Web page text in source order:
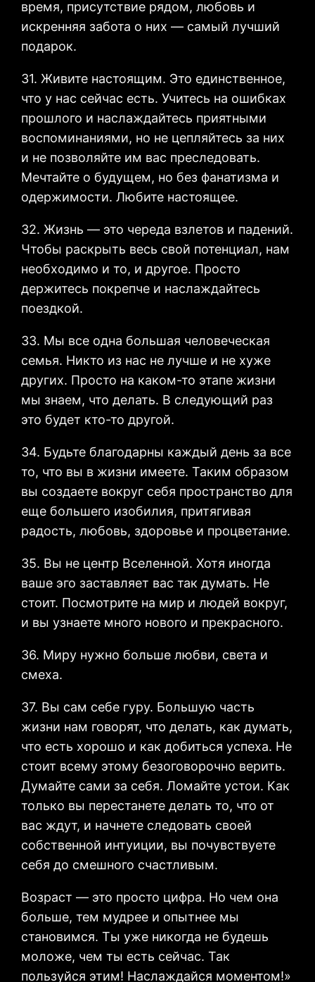
время, присутствие рядом, любовь и
искренняя забота о них — самый лучший
подарок.
31. Живите настоящим. Это единственное,
что у нас сейчас есть. Учитесь на ошибках
прошлого и наслаждайтесь приятными
воспоминаниями, но не цепляйтесь за них
и не позволяйте им вас преследовать.
Мечтайте о будущем, но без фанатизма и
одержимости. Любите настоящее.
32. Жизнь — это череда взлетов и падений.
Чтобы раскрыть весь свой потенциал, нам
необходимо и то, и другое. Просто
держитесь покрепче и наслаждайтесь
поездкой.
33. Мы все одна большая человеческая
семья. Никто из нас не лучше и не хуже
других. Просто на каком-то этапе жизни
мы знаем, что делать. В следующий раз
это будет кто-то другой.
34. Будьте благодарны каждый день за все
то, что вы в жизни имеете. Таким образом
вы создаете вокруг себя пространство для
еще большего изобилия, притягивая
радость, любовь, здоровье и процветание.
35. Вы не центр Вселенной. Хотя иногда
ваше эго заставляет вас так думать. Не
стоит. Посмотрите на мир и людей вокруг,
и вы узнаете много нового и прекрасного.
36. Миру нужно больше любви, света и
смеха.
37. Вы сам себе гуру. Большую часть
жизни нам говорят, что делать, как думать,
что есть хорошо и как добиться успеха. Не
стоит всему этому безоговорочно верить.
Думайте сами за себя. Ломайте устои. Как
только вы перестанете делать то, что от
вас ждут, и начнете следовать своей
собственной интуиции, вы почувствуете
себя до смешного счастливым.
Возраст — это просто цифра. Но чем она
больше, тем мудрее и опытнее мы
становимся. Ты уже никогда не будешь
моложе, чем ты есть сейчас. Так
пользуйся этим! Наслаждайся моментом!»